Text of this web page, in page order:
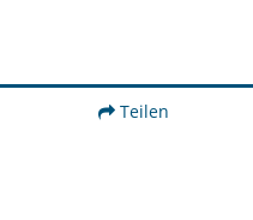
Teilen